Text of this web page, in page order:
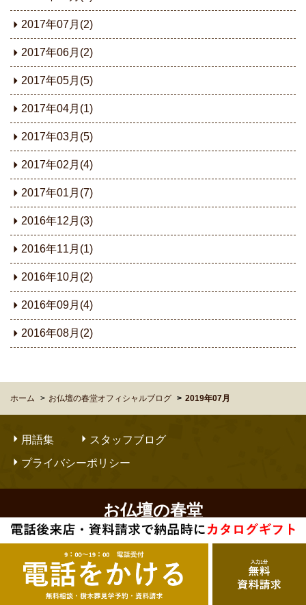
2017年07月(2)
2017年06月(2)
2017年05月(5)
2017年04月(1)
2017年03月(5)
2017年02月(4)
2017年01月(7)
2016年12月(3)
2016年11月(1)
2016年10月(2)
2016年09月(4)
2016年08月(2)
ホーム お仏壇の春堂オフィシャルブログ 2019年07月
用語集
スタッフブログ
プライバシーポリシー
お仏壇の春堂
Copyright © OBUTSUDANNO SHUNDO. All Rights Reserved.